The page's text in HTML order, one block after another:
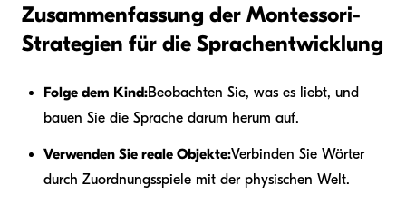
Zusammenfassung der Montessori-
Strategien für die Sprachentwicklung
Folge dem Kind:Beobachten Sie, was es liebt, und
bauen Sie die Sprache darum herum auf.
Verwenden Sie reale Objekte:Verbinden Sie Wörter
durch Zuordnungsspiele mit der physischen Welt.